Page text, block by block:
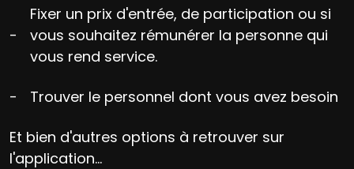
-
Fixer un prix d'entrée, de participation ou si
vous souhaitez rémunérer la personne qui
vous rend service.
- Trouver le personnel dont vous avez besoin
Et bien d'autres options à retrouver sur
l'application...